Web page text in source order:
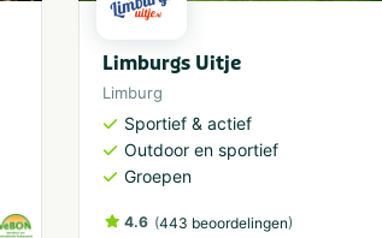
Limburgs Uitje
Limburg
Sportief & actief
Outdoor en sportief
Groepen
4.6 (443 beoordelingen)